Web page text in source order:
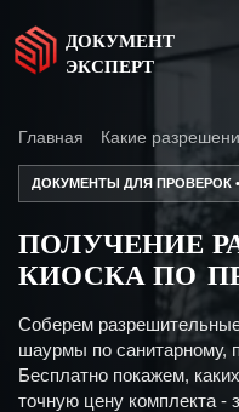
ДОКУМЕНТ
ЭКСПЕРТ
Главная Какие
ДОКУМЕНТЫ ДЛЯ ПРОВЕРОК
ПОЛУЧЕНИЕ
КИОСКА ПО
Соберем
шаурмы по санитарному,
Бесплатно покажем,
точную цену комплекта -